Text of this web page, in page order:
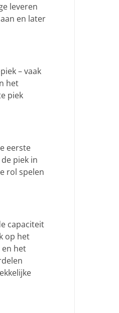
leveren
en later
– vaak
het
piek
eerste
piek in
rol spelen
capaciteit
op het
het